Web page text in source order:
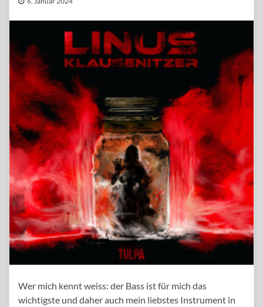
Wer mich kennt weiss: der Bass ist für mich das
wichtigste und daher auch mein liebstes Instrument in